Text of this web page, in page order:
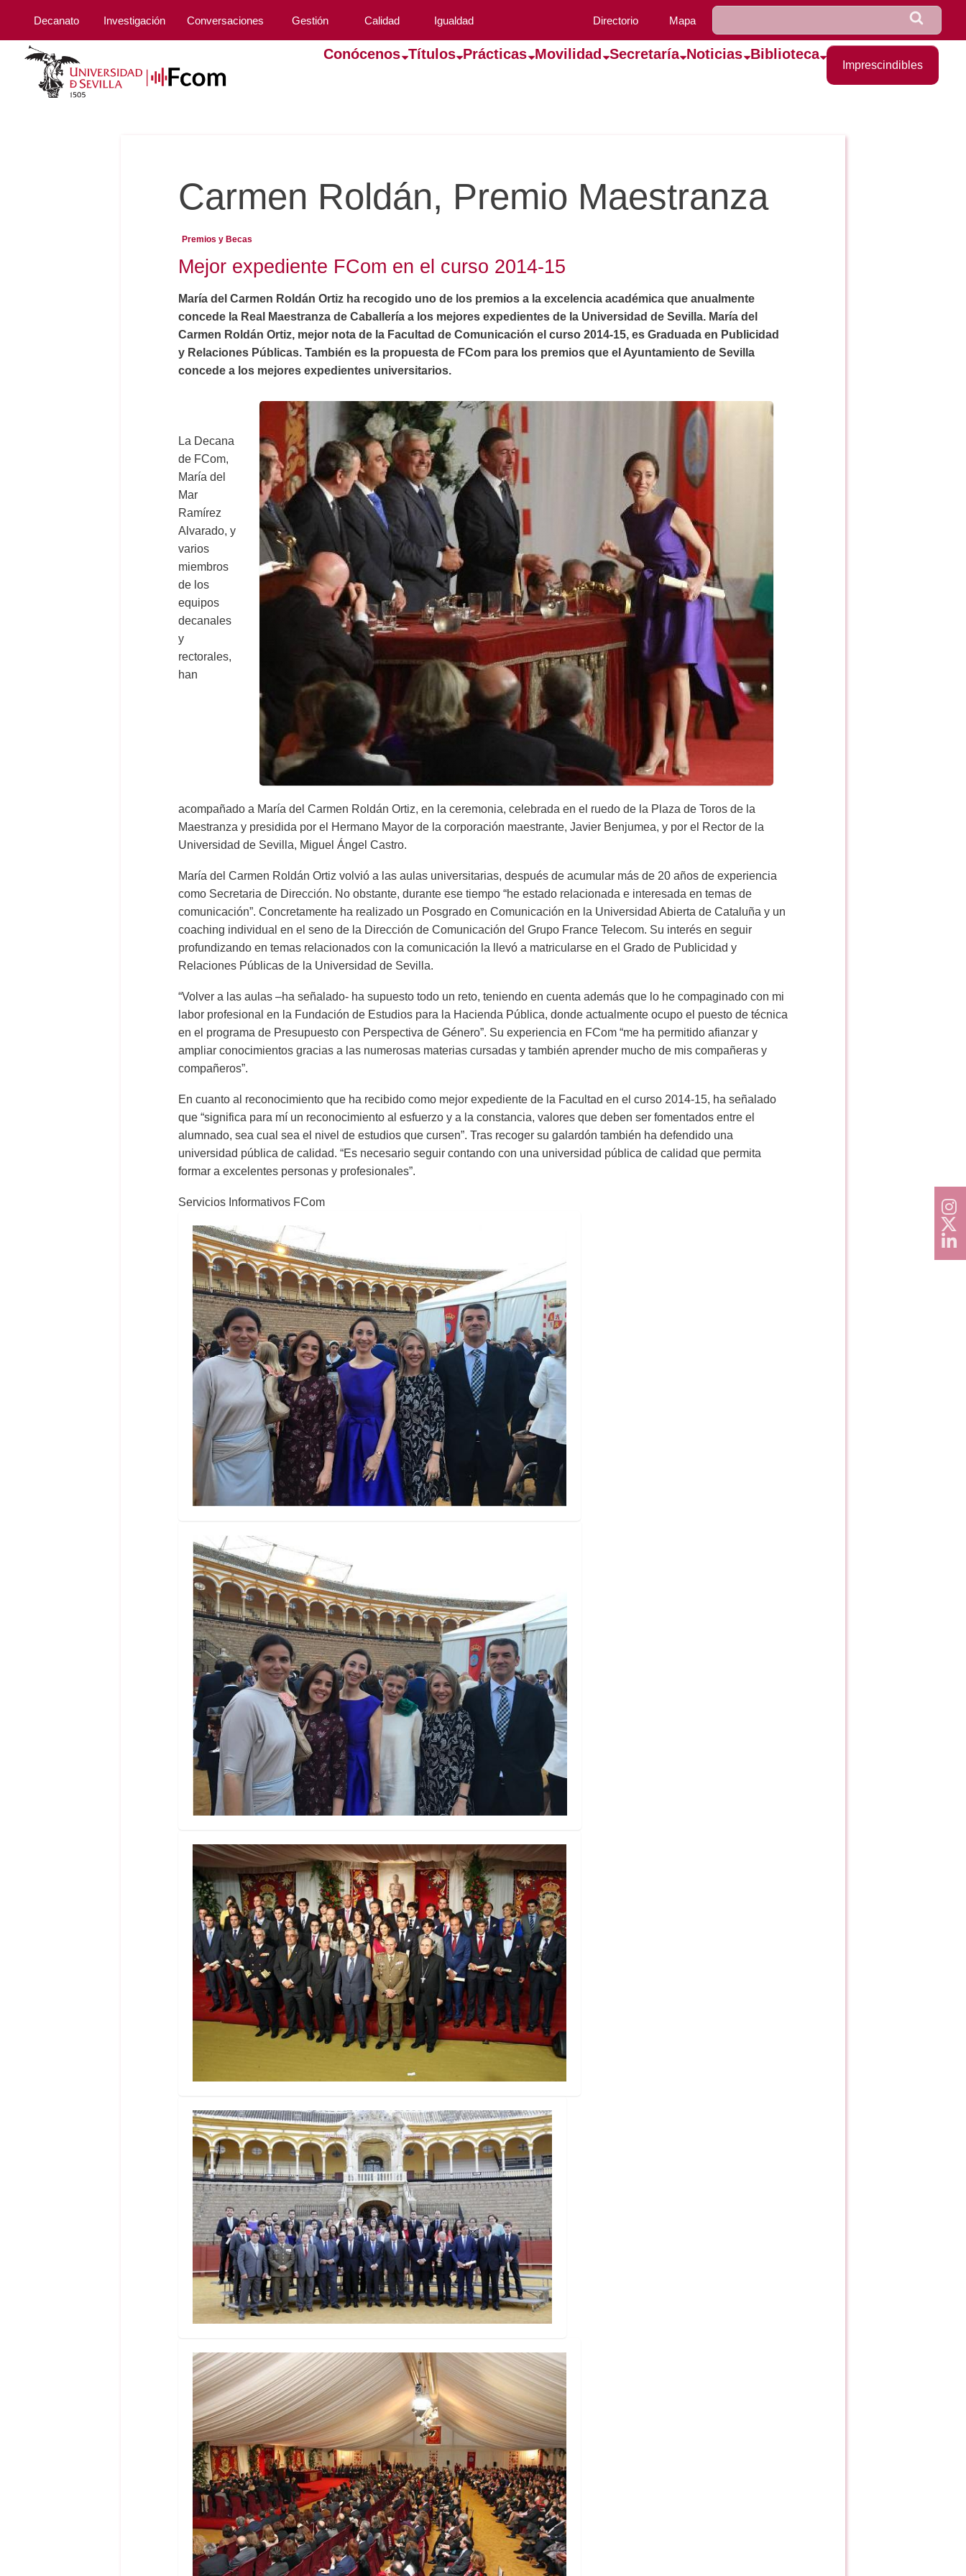
Decanato Investigación Conversaciones Gestión Calidad Igualdad Directorio Mapa
Conócenos Títulos Prácticas Movilidad Secretaría Noticias Biblioteca
Imprescindibles
Carmen Roldán, Premio Maestranza
Premios y Becas
Mejor expediente FCom en el curso 2014-15
María del Carmen Roldán Ortiz ha recogido uno de los premios a la excelencia académica que anualmente
concede la Real Maestranza de Caballería a los mejores expedientes de la Universidad de Sevilla. María del
Carmen Roldán Ortiz, mejor nota de la Facultad de Comunicación el curso 2014-15, es Graduada en Publicidad
y Relaciones Públicas. También es la propuesta de FCom para los premios que el Ayuntamiento de Sevilla
concede a los mejores expedientes universitarios.
La Decana
de FCom,
María del
Mar
Ramírez
Alvarado, y
varios
miembros
de los
equipos
decanales
y
rectorales,
han
acompañado a María del Carmen Roldán Ortiz, en la ceremonia, celebrada en el ruedo de la Plaza de Toros de la
Maestranza y presidida por el Hermano Mayor de la corporación maestrante, Javier Benjumea, y por el Rector de la
Universidad de Sevilla, Miguel Ángel Castro.
María del Carmen Roldán Ortiz volvió a las aulas universitarias, después de acumular más de 20 años de experiencia
como Secretaria de Dirección. No obstante, durante ese tiempo “he estado relacionada e interesada en temas de
comunicación”. Concretamente ha realizado un Posgrado en Comunicación en la Universidad Abierta de Cataluña y un
coaching individual en el seno de la Dirección de Comunicación del Grupo France Telecom. Su interés en seguir
profundizando en temas relacionados con la comunicación la llevó a matricularse en el Grado de Publicidad y
Relaciones Públicas de la Universidad de Sevilla.
“Volver a las aulas –ha señalado- ha supuesto todo un reto, teniendo en cuenta además que lo he compaginado con mi
labor profesional en la Fundación de Estudios para la Hacienda Pública, donde actualmente ocupo el puesto de técnica
en el programa de Presupuesto con Perspectiva de Género”. Su experiencia en FCom “me ha permitido afianzar y
ampliar conocimientos gracias a las numerosas materias cursadas y también aprender mucho de mis compañeras y
compañeros”.
En cuanto al reconocimiento que ha recibido como mejor expediente de la Facultad en el curso 2014-15, ha señalado
que “significa para mí un reconocimiento al esfuerzo y a la constancia, valores que deben ser fomentados entre el
alumnado, sea cual sea el nivel de estudios que cursen”. Tras recoger su galardón también ha defendido una
universidad pública de calidad. “Es necesario seguir contando con una universidad pública de calidad que permita
formar a excelentes personas y profesionales”.
Servicios Informativos FCom